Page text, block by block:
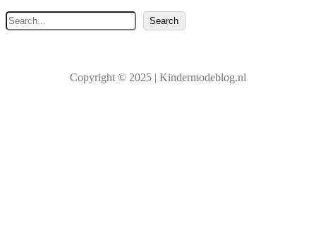
Z
o
e
Search
Copyright © 2025 | Kindermodeblog.nl